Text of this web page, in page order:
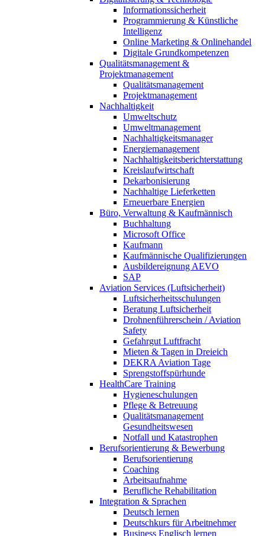
Informationssicherheit
Programmierung & Künstliche
Intelligenz
Online Marketing & Onlinehandel
Digitale Grundkompetenzen
Qualitätsmanagement &
Projektmanagement
Qualitätsmanagement
Projektmanagement
Nachhaltigkeit
Umweltschutz
Umweltmanagement
Nachhaltigkeitsmanager
Energiemanagement
Nachhaltigkeitsberichterstattung
Kreislaufwirtschaft
Dekarbonisierung
Nachhaltige Lieferketten
Erneuerbare Energien
Büro, Verwaltung & Kaufmännisch
Buchhaltung
Microsoft Office
Kaufmann
Kaufmännische Qualifizierungen
Ausbildereignung AEVO
SAP
Aviation Services (Luftsicherheit)
Luftsicherheitsschulungen
Beratung Luftsicherheit
Drohnenführerschein / Aviation
Safety
Gefahrgut Luftfracht
Mieten & Tagen in Dreieich
DEKRA Aviation Tage
Sprengstoffspürhunde
HealthCare Training
Hygieneschulungen
Pflege & Betreuung
Qualitätsmanagement
Gesundheitswesen
Notfall und Katastrophen
Berufsorientierung & Bewerbung
Berufsorientierung
Coaching
Arbeitsaufnahme
Berufliche Rehabilitation
Integration & Sprachen
Deutsch lernen
Deutschkurs für Arbeitnehmer
Business Englisch lernen